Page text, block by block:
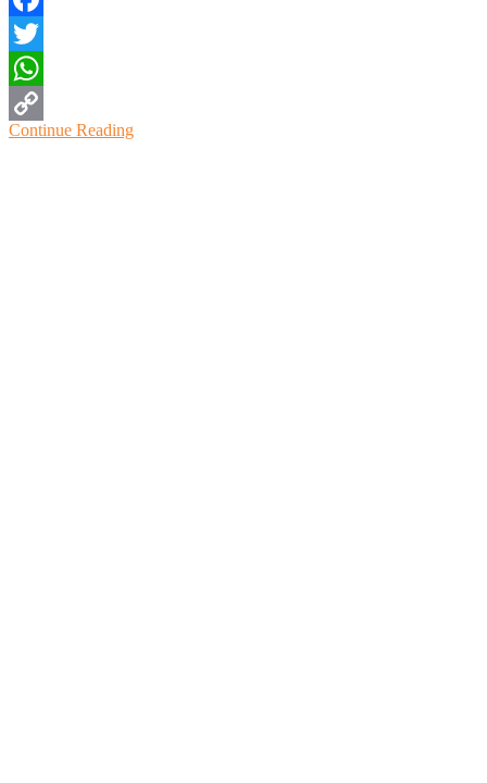
Facebook
Twitter
WhatsApp
Copy
Continue Reading